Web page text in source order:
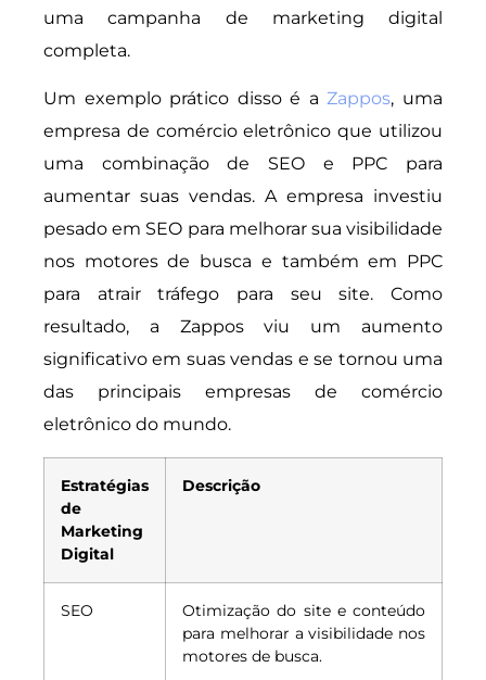
uma campanha de marketing digital
completa.
Um exemplo prático disso é aZappos, uma
empresa de comércio eletrônico que utilizou
uma combinação de SEO e PPC para
aumentar suas vendas. A empresa investiu
pesado em SEO para melhorar sua visibilidade
nos motores de busca e também em PPC
para atrair tráfego para seu site. Como
resultado, a Zappos viu um aumento
significativo em suas vendas e se tornou uma
das principais empresas de comércio
eletrônico do mundo.
Estratégias
de
Marketing
Digital
Descrição
SEO
Otimização do site e conteúdo
para melhorar a visibilidade nos
motores de busca.